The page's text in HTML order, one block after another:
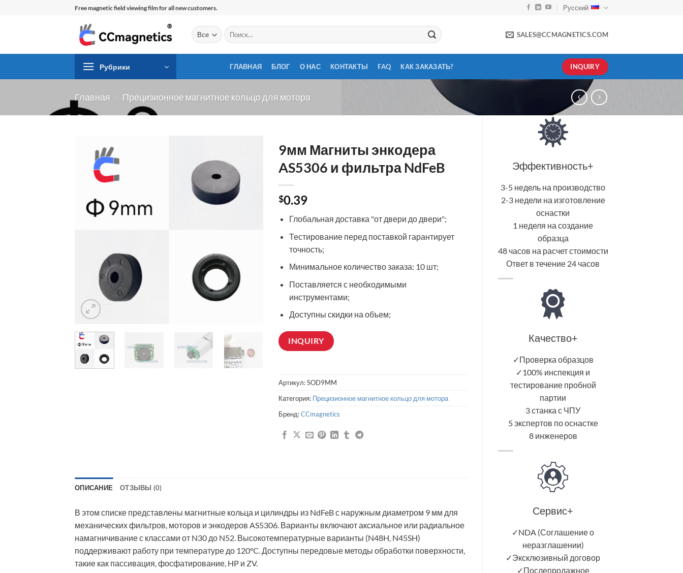
Free magnetic field viewing film for all new customers. Русский
Искать:
SALES@CCMAGNETICS.COM
Рубрики ГЛАВНАЯ БЛОГ О НАС КОНТАКТЫ FAQ КАК ЗАКАЗАТЬ? INQUIRY
Главная / Прецизионное магнитное кольцо для мотора
Эффективность+
3-5 недель на производство
2-3 недели на изготовление
оснастки
1 неделя на создание
образца
48 часов на расчет стоимости
Ответ в течение 24 часов
Качество+
✓Проверка образцов
✓100% инспекция и
тестирование пробной
партии
3 станка с ЧПУ
5 экспертов по оснастке
8 инженеров
Сервис+
✓NDA (Соглашение о
неразглашении)
✓Эксклюзивный договор
✓Послепродажное
9мм Магниты энкодера
AS5306 и фильтра NdFeB
$0.39
Глобальная доставка "от двери до двери";
Тестирование перед поставкой гарантирует
точность;
Минимальное количество заказа: 10 шт;
Поставляется с необходимыми
инструментами;
Доступны скидки на объем;
INQUIRY
Артикул:SOD9MM
Категория: Прецизионное магнитное кольцо для мотора
Бренд:CCmagnetics
ОПИСАНИЕ ОТЗЫВЫ (0)
В этом списке представлены магнитные кольца и цилиндры из NdFeB с наружным диаметром 9 мм для
механических фильтров, моторов и энкодеров AS5306. Варианты включают аксиальное или радиальное
намагничивание с классами от N30 до N52. Высокотемпературные варианты (N48H, N45SH)
поддерживают работу при температуре до 120°C. Доступны передовые методы обработки поверхности,
такие как пассивация, фосфатирование, HP и ZV.